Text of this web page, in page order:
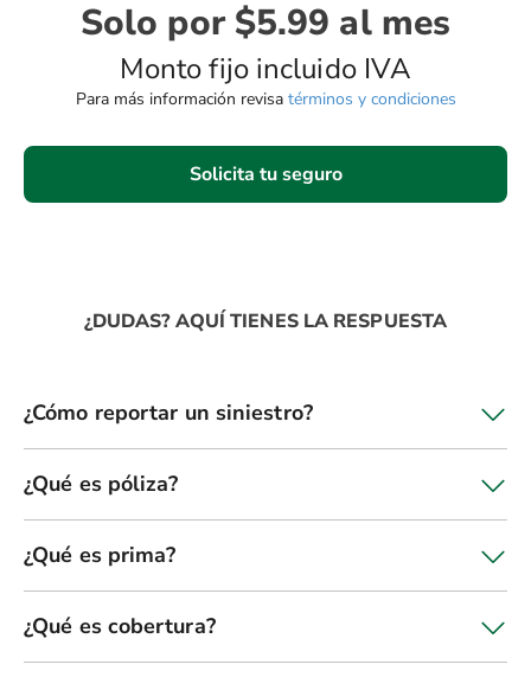
Solo por $5.99 al mes
Monto fijo incluido IVA
Para más información revisa términos y condiciones
Solicita tu seguro
¿DUDAS? AQUÍ TIENES LA RESPUESTA
¿Cómo reportar un siniestro?
¿Qué es póliza?
¿Qué es prima?
¿Qué es cobertura?